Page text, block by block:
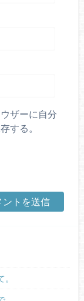
ザーに自分
する。